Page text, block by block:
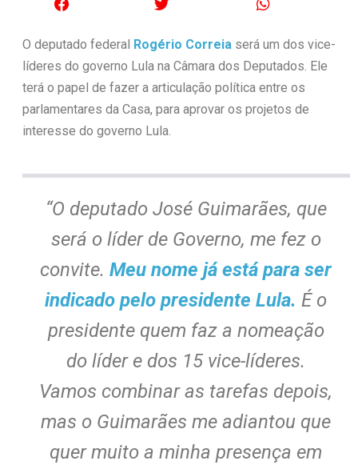
O deputado federal Rogério Correiaserá um dos vice-
líderes do governo Lula na Câmara dos Deputados. Ele
terá o papel de fazer a articulação política entre os
parlamentares da Casa, para aprovar os projetos de
interesse do governo Lula.
“O deputado José Guimarães, que
será o líder de Governo, me fez o
convite.Meu nome já está para ser
indicado pelo presidente Lula. É o
presidente quem faz a nomeação
do líder e dos 15 vice-líderes.
Vamos combinar as tarefas depois,
mas o Guimarães me adiantou que
quer muito a minha presença em